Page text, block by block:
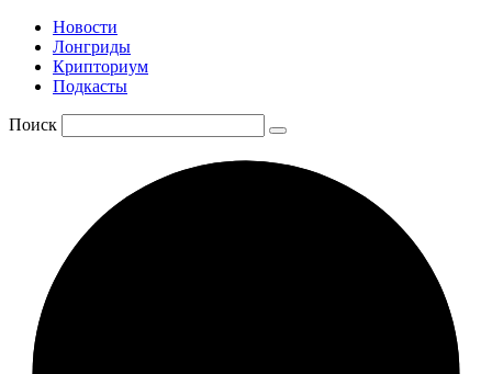
Новости
Лонгриды
Крипториум
Подкасты
Поиск